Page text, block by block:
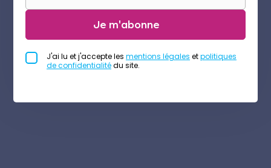
Je m'abonne
J'ai lu et j'accepte les mentions légales etpolitiques
de confidentialitédu site.